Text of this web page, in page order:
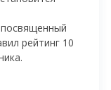
рейтинг 10